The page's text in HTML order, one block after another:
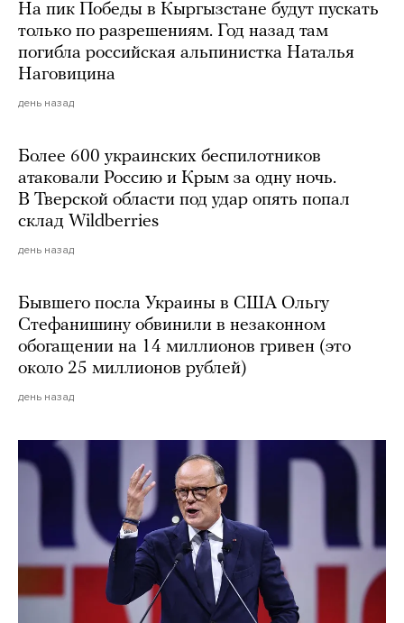
На пик Победы в Кыргызстане будут пускать
только по разрешениям. Год назад там
погибла российская альпинистка Наталья
Наговицина
день назад
Более 600 украинских беспилотников
атаковали Россию и Крым за одну ночь.
В Тверской области под удар опять попал
склад Wildberries
день назад
Бывшего посла Украины в США Ольгу
Стефанишину обвинили в незаконном
обогащении на 14 миллионов гривен (это
около 25 миллионов рублей)
день назад